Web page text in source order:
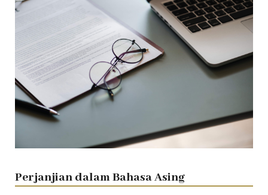
Perjanjian dalam Bahasa Asing